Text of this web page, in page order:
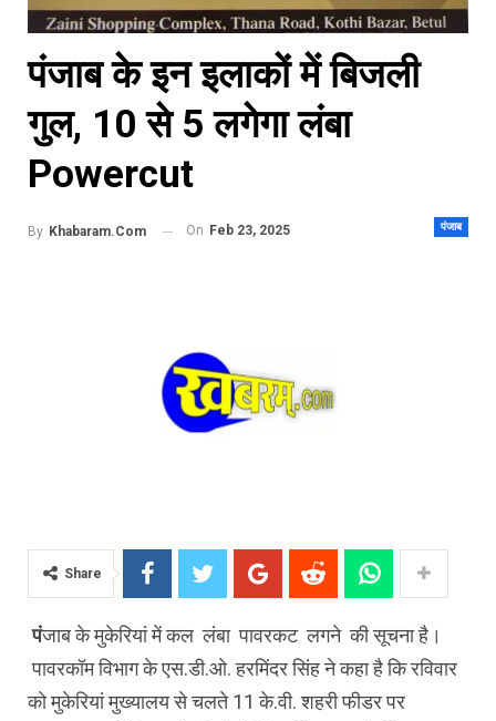
पंजाब के इन इलाकों में बिजली
गुल, 10 से 5 लगेगा लंबा
Powercut
पंजाब
By Khabaram.Com On Feb 23, 2025
Share
पंजाब के मुकेरियां में कल लंबा पावरकट लगने की सूचना है।
पावरकॉम विभाग के एस.डी.ओ. हरमिंदर सिंह ने कहा है कि रविवार
को मुकेरियां मुख्यालय से चलते 11 के.वी. शहरी फीडर पर